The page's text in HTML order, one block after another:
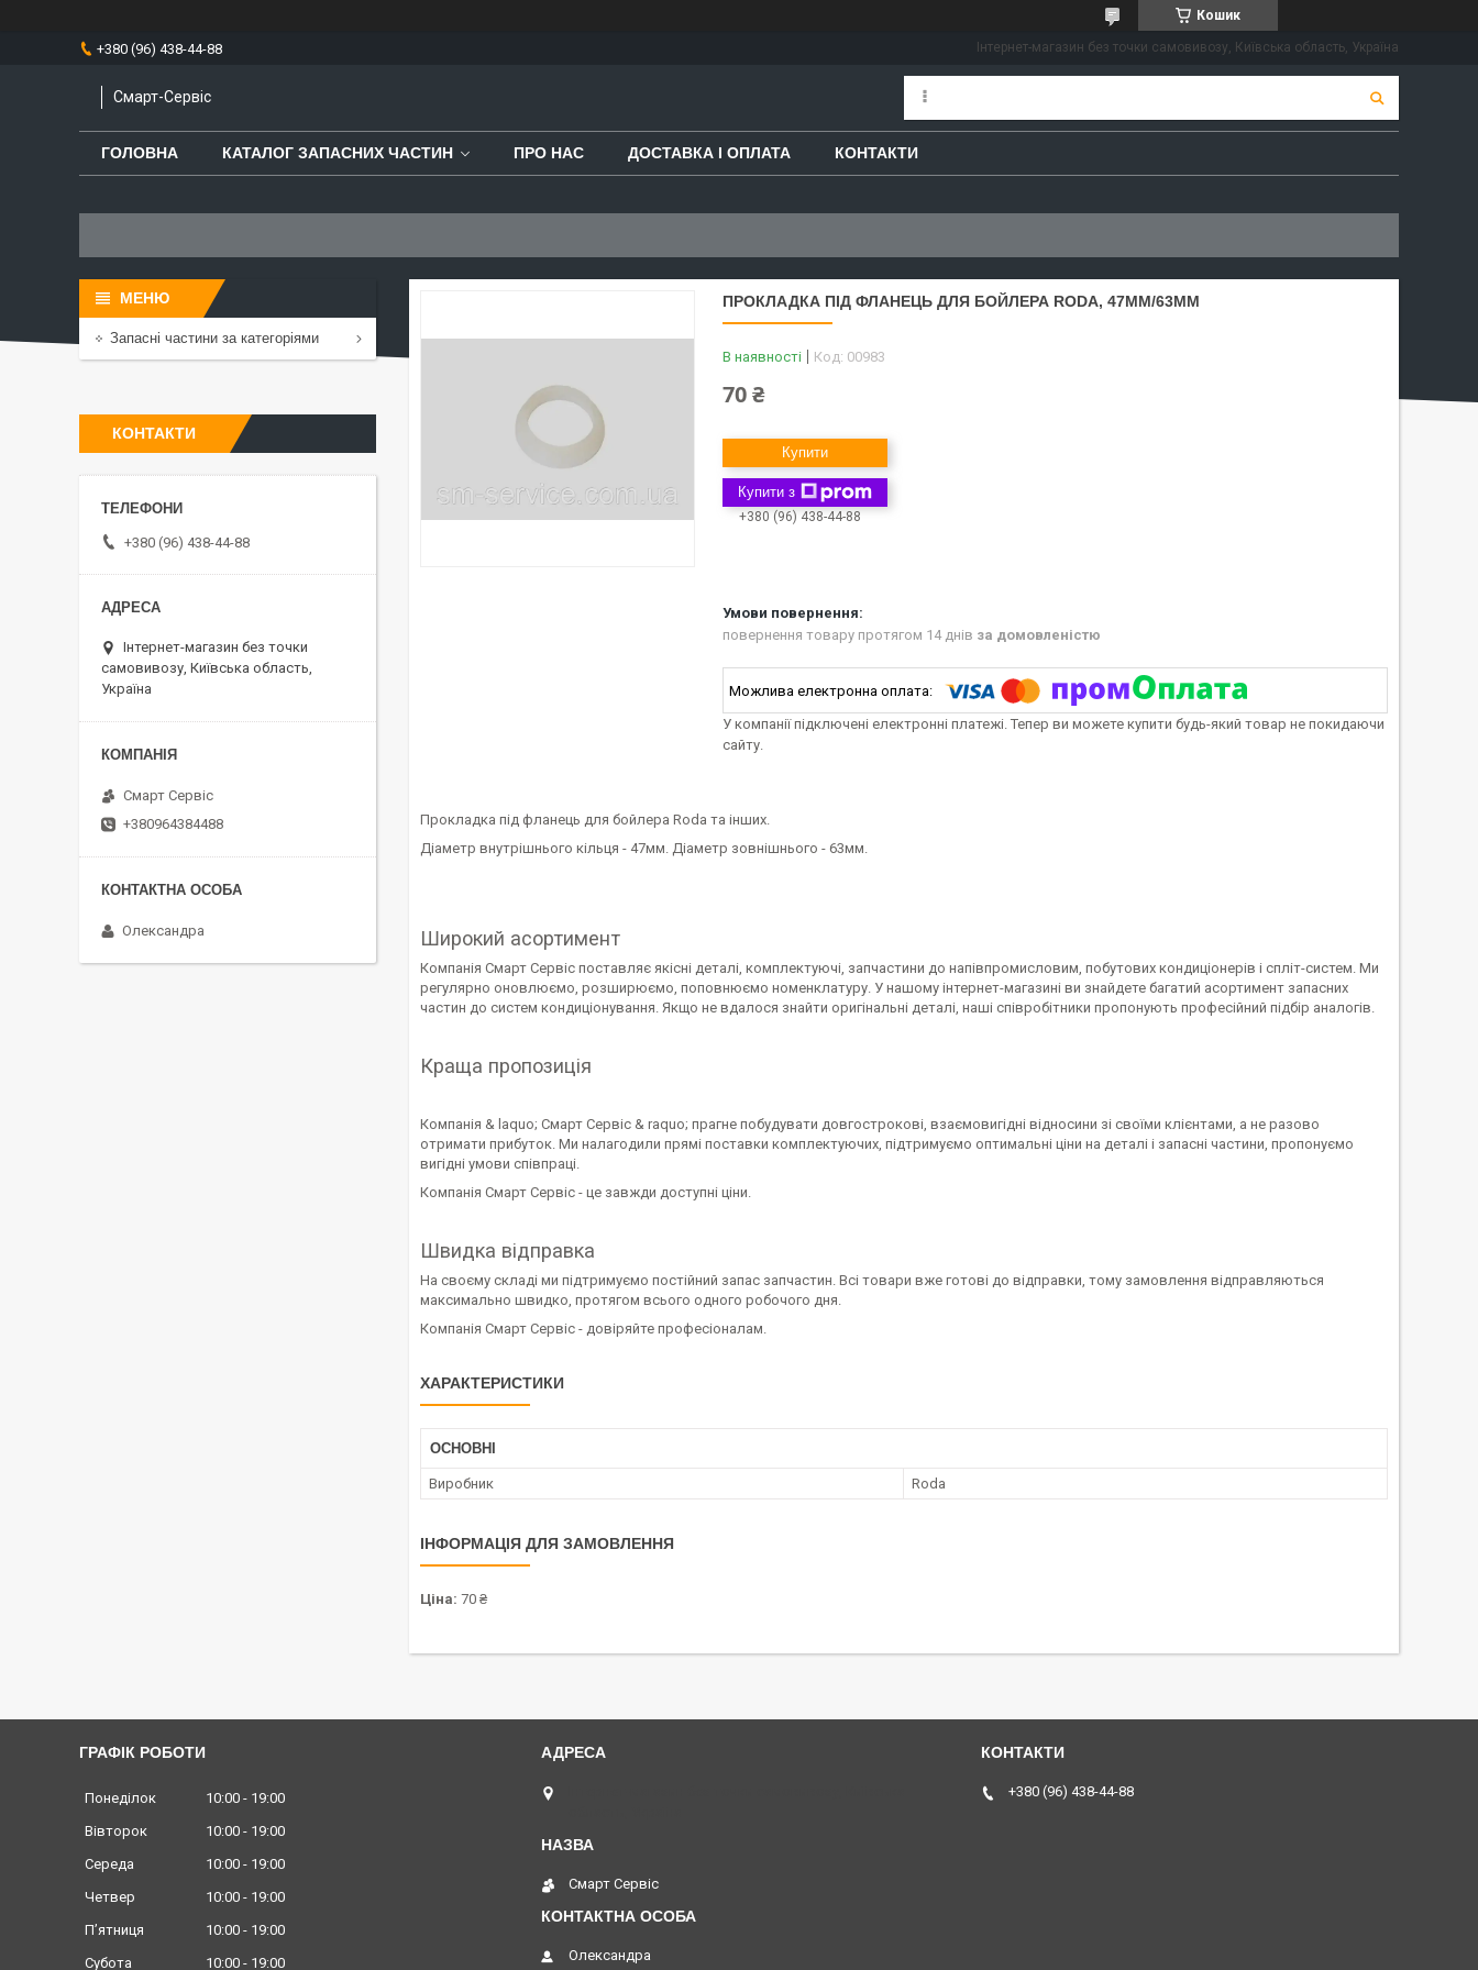
Кошик
+380 (96) 438-44-88 Інтернет-магазин без точки самовивозу, Київська область, Україна
Смарт-Сервіс
ГОЛОВНА КАТАЛОГ ЗАПАСНИХ ЧАСТИН ПРО НАС ДОСТАВКА І ОПЛАТА КОНТАКТИ
ПРОКЛАДКА ПІД ФЛАНЕЦЬ ДЛЯ БОЙЛЕРА RODA, 47ММ/63ММ
В наявності Код: 00983
70 ₴
Купити
Купити з
+380 (96) 438-44-88
повернення товару протягом 14 днів за домовленістю
У компанії підключені електронні платежі. Тепер ви можете купити будь-який товар не покидаючи
сайту.
Прокладка під фланець для бойлера Roda та інших.
Діаметр внутрішнього кільця - 47мм. Діаметр зовнішнього - 63мм.
Широкий асортимент
Компанія Смарт Сервіс поставляє якісні деталі, комплектуючі, запчастини до напівпромисловим, побутових кондиціонерів і спліт-систем. Ми
регулярно оновлюємо, розширюємо, поповнюємо номенклатуру. У нашому інтернет-магазині ви знайдете багатий асортимент запасних
частин до систем кондиціонування. Якщо не вдалося знайти оригінальні деталі, наші співробітники пропонують професійний підбір аналогів.
Краща пропозиція
Компанія & laquo; Смарт Сервіс & raquo; прагне побудувати довгострокові, взаємовигідні відносини зі своїми клієнтами, а не разово
отримати прибуток. Ми налагодили прямі поставки комплектуючих, підтримуємо оптимальні ціни на деталі і запасні частини, пропонуємо
вигідні умови співпраці.
Компанія Смарт Сервіс - це завжди доступні ціни.
Швидка відправка
На своєму складі ми підтримуємо постійний запас запчастин. Всі товари вже готові до відправки, тому замовлення відправляються
максимально швидко, протягом всього одного робочого дня.
Компанія Смарт Сервіс - довіряйте професіоналам.
ХАРАКТЕРИСТИКИ
ОСНОВНІ
Виробник Roda
ІНФОРМАЦІЯ ДЛЯ ЗАМОВЛЕННЯ
Ціна: 70 ₴
Запасні частини за категоріями
КОНТАКТИ
+380 (96) 438-44-88
Інтернет-магазин без точки
самовивозу, Київська область,
Україна
Смарт Сервіс
+380964384488
Олександра
ГРАФІК РОБОТИ
Понеділок 10:00
19:00
Вівторок
10:00
19:00
Середа
10:00
19:00
Четвер
10:00
19:00
Пʼятниця
10:00
19:00
Субота
10:00 19:00
Смарт Сервіс
Олександра
+380 (96) 438-44-88